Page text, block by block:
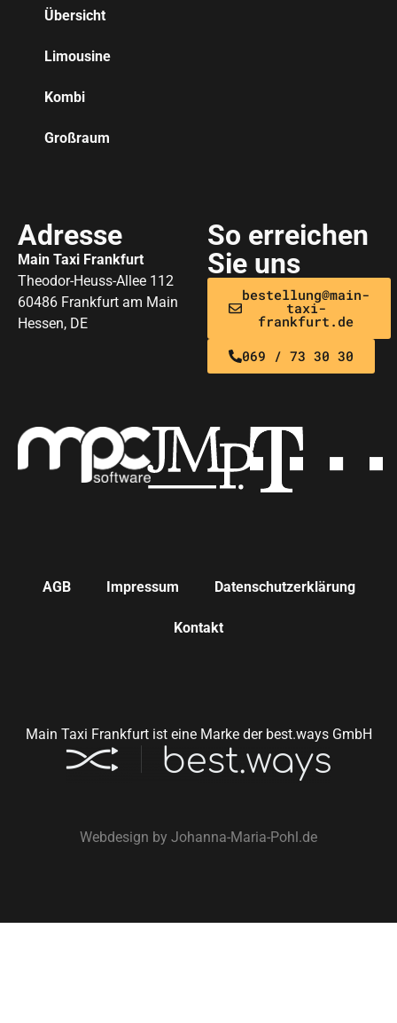
Übersicht
Limousine
Kombi
Großraum
Adresse
Main Taxi Frankfurt
Theodor-Heuss-Allee 112
60486 Frankfurt am Main
Hessen, DE
So erreichen
Sie uns
bestellung@main-
taxi-
frankfurt.de
069 / 73 30 30
AGB Impressum Datenschutzerklärung
Kontakt
Main Taxi Frankfurt ist eine Marke der best.ways GmbH
Webdesign by Johanna-Maria-Pohl.de